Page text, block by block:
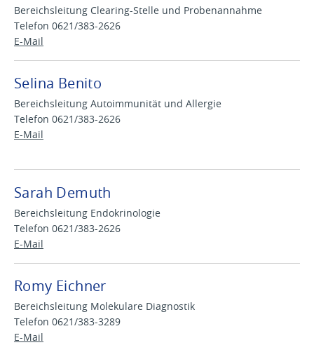
Bereichsleitung Clearing-Stelle und Probenannahme
Telefon 0621/383-2626
E-Mail
Selina Benito
Bereichsleitung Autoimmunität und Allergie
Telefon 0621/383-2626
E-Mail
Sarah Demuth
Bereichsleitung Endokrinologie
Telefon 0621/383-2626
E-Mail
Romy Eichner
Bereichsleitung Molekulare Diagnostik
Telefon 0621/383-3289
E-Mail